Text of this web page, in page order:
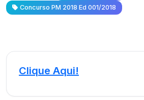
Concurso PM 2018 Ed 001/2018
Clique Aqui!